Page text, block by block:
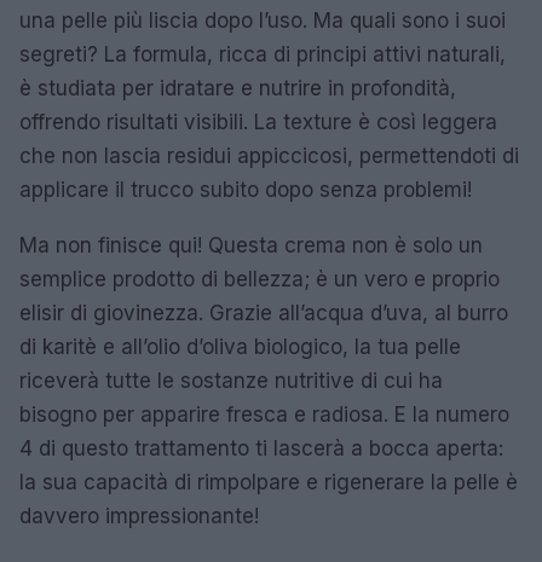
una pelle più liscia dopo l’uso. Ma quali sono i suoi
segreti? La formula, ricca di principi attivi naturali,
è studiata per idratare e nutrire in profondità,
offrendo risultati visibili. La texture è così leggera
che non lascia residui appiccicosi, permettendoti di
applicare il trucco subito dopo senza problemi!
Ma non finisce qui! Questa crema non è solo un
semplice prodotto di bellezza; è un vero e proprio
elisir di giovinezza. Grazie all’acqua d’uva, al burro
di karitè e all’olio d’oliva biologico, la tua pelle
riceverà tutte le sostanze nutritive di cui ha
bisogno per apparire fresca e radiosa. E la numero
4 di questo trattamento ti lascerà a bocca aperta:
la sua capacità di rimpolpare e rigenerare la pelle è
davvero impressionante!